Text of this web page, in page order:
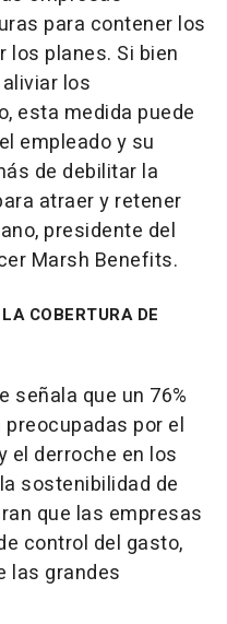
para contener los
los planes. Si bien
los
esta medida puede
empleado y su
de debilitar la
atraer y retener
presidente del
Marsh Benefits.
COBERTURA DE
señala que un 76%
por el
el derroche en los
sostenibilidad de
que las empresas
control del gasto,
las grandes